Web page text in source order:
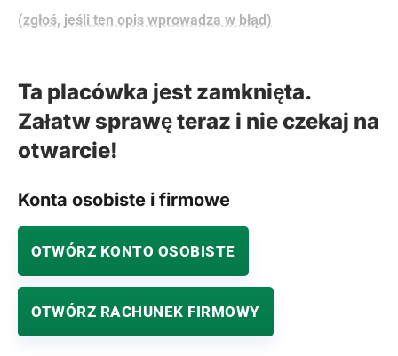
(zgłoś, jeśli ten opis wprowadza w błąd)
Ta placówka jest zamknięta.
Załatw sprawę teraz i nie czekaj na
otwarcie!
Konta osobiste i firmowe
OTWÓRZ KONTO OSOBISTE
OTWÓRZ RACHUNEK FIRMOWY